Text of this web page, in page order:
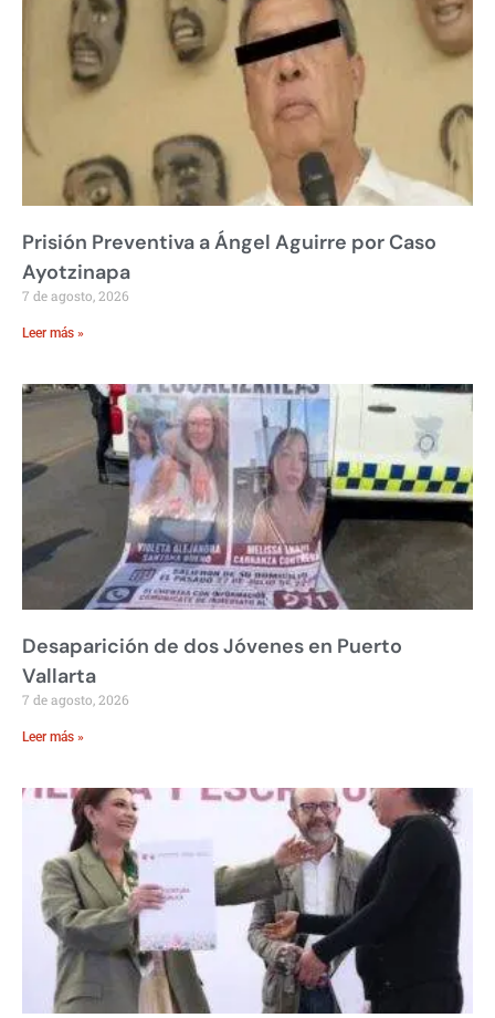
Prisión Preventiva a Ángel Aguirre por Caso
Ayotzinapa
7 de agosto, 2026
Leer más »
Desaparición de dos Jóvenes en Puerto
Vallarta
7 de agosto, 2026
Leer más »